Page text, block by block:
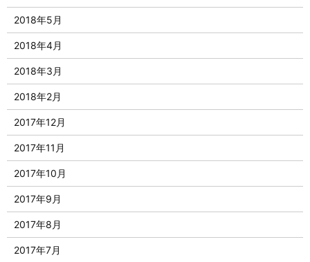
2018年5月
2018年4月
2018年3月
2018年2月
2017年12月
2017年11月
2017年10月
2017年9月
2017年8月
2017年7月